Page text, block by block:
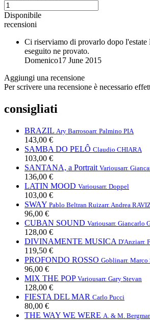
Disponibile
recensioni
Ci riserviamo di provarlo dopo l'estate
eseguito ne provato.
Domenico17 June 2015
Aggiungi una recensione
Per scrivere una recensione è necessario
consigliati
BRAZIL Ary Barrosoarr. Palmino PIA
143,00 €
SAMBA DO PELÔ Claudio CHIARA
103,00 €
SANTANA, a Portrait Variousarr.
136,00 €
LATIN MOOD Variousarr. Doppel
103,00 €
SWAY Pablo Beltran Ruizarr. Andrea
96,00 €
CUBAN SOUND Variousarr. Giancarlo
128,00 €
DIVINAMENTE MUSICA D'Anziarr.
119,50 €
PROFONDO ROSSO Goblinarr. Marco
96,00 €
MIX THE POP Variousarr. Gary Stevan
128,00 €
FIESTA DEL MAR Carlo Pucci
80,00 €
THE WAY WE WERE A. & M.